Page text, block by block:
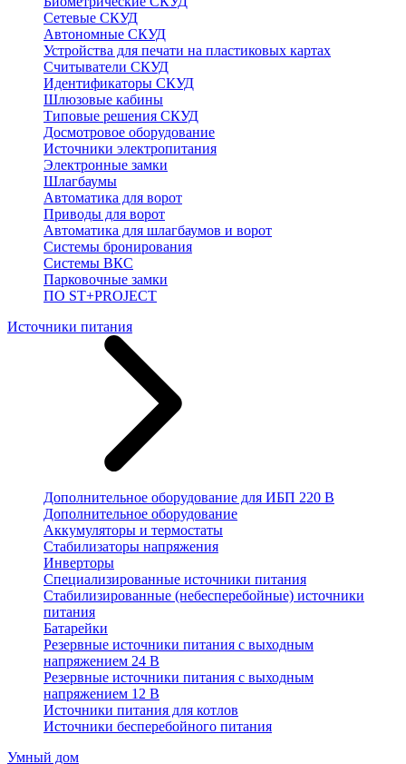
Сетевые СКУД
Автономные СКУД
Устройства для печати на пластиковых картах
Считыватели СКУД
Идентификаторы СКУД
Шлюзовые кабины
Типовые решения СКУД
Досмотровое оборудование
Источники электропитания
Электронные замки
Шлагбаумы
Автоматика для ворот
Приводы для ворот
Автоматика для шлагбаумов и ворот
Системы бронирования
Системы ВКС
Парковочные замки
ПО ST+PROJECT
Источники питания
Дополнительное оборудование для ИБП 220 В
Дополнительное оборудование
Аккумуляторы и термостаты
Стабилизаторы напряжения
Инверторы
Специализированные источники питания
Стабилизированные (небесперебойные) источники
питания
Батарейки
Резервные источники питания с выходным
напряжением 24 В
Резервные источники питания с выходным
напряжением 12 В
Источники питания для котлов
Источники бесперебойного питания
Умный дом